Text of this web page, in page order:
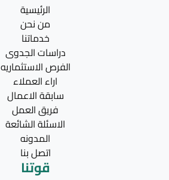
الرئيسية
من نحن
خدماتنا
دراسات الجدوى
الفرص الاستثماريه
اراء العملاء
سابقة الاعمال
فريق العمل
الاسئلة الشائعة
المدونه
اتصل بنا
قوتنا